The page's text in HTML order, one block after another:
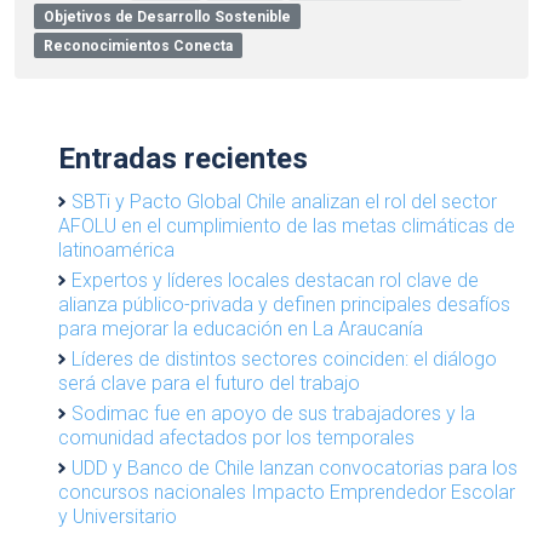
Objetivos de Desarrollo Sostenible
Reconocimientos Conecta
Entradas recientes
SBTi y Pacto Global Chile analizan el rol del sector
AFOLU en el cumplimiento de las metas climáticas de
latinoamérica
Expertos y líderes locales destacan rol clave de
alianza público-privada y definen principales desafíos
para mejorar la educación en La Araucanía
Líderes de distintos sectores coinciden: el diálogo
será clave para el futuro del trabajo
Sodimac fue en apoyo de sus trabajadores y la
comunidad afectados por los temporales
UDD y Banco de Chile lanzan convocatorias para los
concursos nacionales Impacto Emprendedor Escolar
y Universitario